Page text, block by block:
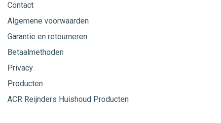
Contact
Algemene voorwaarden
Garantie en retourneren
Betaalmethoden
Privacy
Producten
ACR Reijnders Huishoud Producten